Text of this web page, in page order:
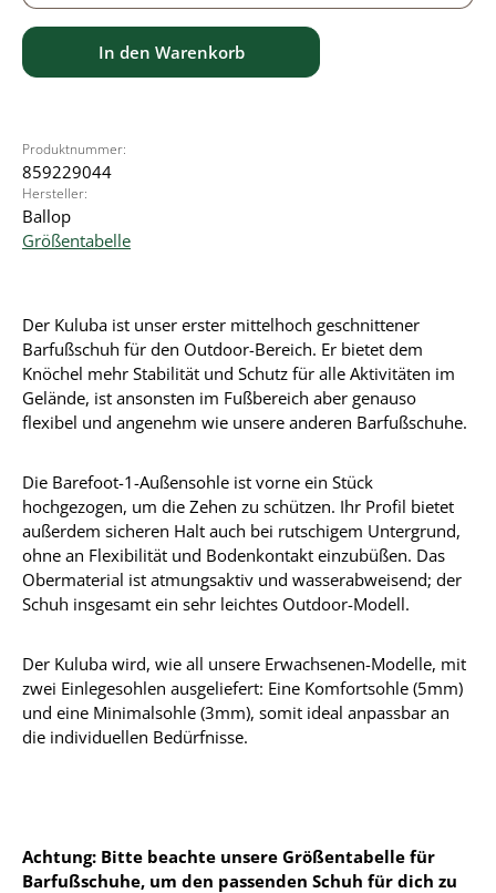
In den Warenkorb
Produktnummer:
859229044
Hersteller:
Ballop
Größentabelle
Der Kuluba ist unser erster mittelhoch geschnittener
Barfußschuh für den Outdoor-Bereich. Er bietet dem
Knöchel mehr Stabilität und Schutz für alle Aktivitäten im
Gelände, ist ansonsten im Fußbereich aber genauso
flexibel und angenehm wie unsere anderen Barfußschuhe.
Die Barefoot-1-Außensohle ist vorne ein Stück
hochgezogen, um die Zehen zu schützen. Ihr Profil bietet
außerdem sicheren Halt auch bei rutschigem Untergrund,
ohne an Flexibilität und Bodenkontakt einzubüßen. Das
Obermaterial ist atmungsaktiv und wasserabweisend; der
Schuh insgesamt ein sehr leichtes Outdoor-Modell.
Der Kuluba wird, wie all unsere Erwachsenen-Modelle, mit
zwei Einlegesohlen ausgeliefert: Eine Komfortsohle (5mm)
und eine Minimalsohle (3mm), somit ideal anpassbar an
die individuellen Bedürfnisse.
Achtung: Bitte beachte unsere Größentabelle für
Barfußschuhe, um den passenden Schuh für dich zu